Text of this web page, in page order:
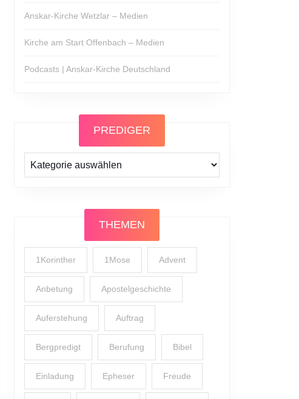
Anskar-Kirche Wetzlar – Medien
Kirche am Start Offenbach – Medien
Podcasts | Anskar-Kirche Deutschland
PREDIGER
Prediger
THEMEN
1Korinther 1Mose Advent
Anbetung Apostelgeschichte
Auferstehung Auftrag
Bergpredigt Berufung Bibel
Einladung Epheser Freude